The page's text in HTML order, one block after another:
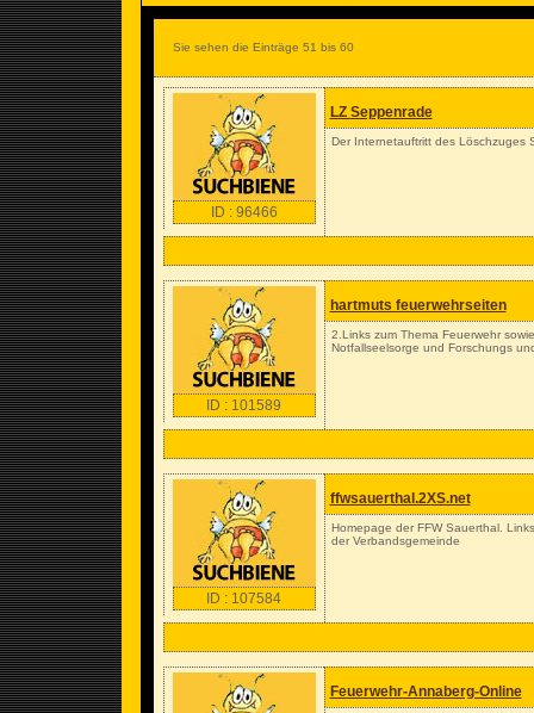
Sie sehen die Einträge 51 bis 60
ID : 96466
LZ Seppenrade
Der Internetauftritt des Löschzuges
ID : 101589
hartmuts feuerwehrseiten
2.Links zum Thema Feuerwehr
Notfallseelsorge und Forschungs
ID : 107584
ffwsauerthal.2XS.net
Homepage der FFW Sauerthal.
der Verbandsgemeinde
Feuerwehr-Annaberg-Online